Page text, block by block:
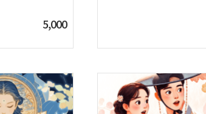
5,000